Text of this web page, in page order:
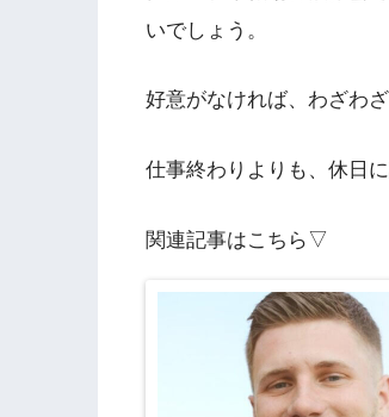
いでしょう。
好意がなければ、わざわ
仕事終わりよりも、休日
関連記事はこちら▽